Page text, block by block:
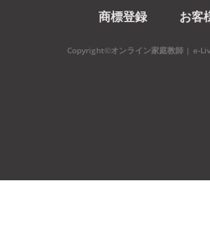
商標登録
お客
Copyright©オンライン家庭教師 | e-